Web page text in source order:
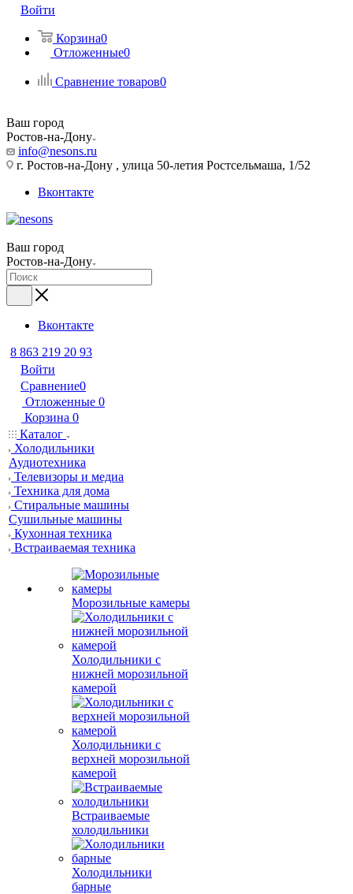
Войти
Корзина0
Отложенные0
Сравнение товаров0
Ваш город
Ростов-на-Дону
info@nesons.ru
г. Ростов-на-Дону , улица 50-летия Ростсельмаша, 1/52
Вконтакте
Ваш город
Ростов-на-Дону
Вконтакте
8 863 219 20 93
Войти
Сравнение0
Отложенные 0
Корзина 0
Каталог
Холодильники
Аудиотехника
Телевизоры и медиа
Техника для дома
Стиральные машины
Сушильные машины
Кухонная техника
Встраиваемая техника
Морозильные камеры
Холодильники с
нижней морозильной
камерой
Холодильники с
верхней морозильной
камерой
Встраиваемые
холодильники
Холодильники
барные